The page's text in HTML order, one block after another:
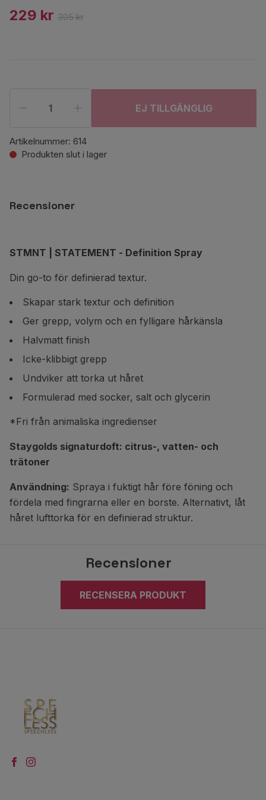
229 kr 305 kr
EJ TILLGÄNGLIG
Artikelnummer: 614
Produkten slut i lager
Recensioner
STMNT | STATEMENT - Definition Spray
Din go-to för definierad textur.
Skapar stark textur och definition
Ger grepp, volym och en fylligare hårkänsla
Halvmatt finish
Icke-klibbigt grepp
Undviker att torka ut håret
Formulerad med socker, salt och glycerin
*Fri från animaliska ingredienser
Staygolds signaturdoft: citrus-, vatten- och
trätoner
Användning: Spraya i fuktigt hår före föning och
fördela med fingrarna eller en borste. Alternativt, låt
håret lufttorka för en definierad struktur.
Recensioner
RECENSERA PRODUKT